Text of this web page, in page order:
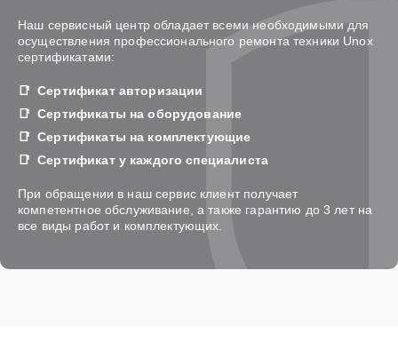
Наш сервисный центр обладает всеми необходимыми для
осуществления профессионального ремонта техники Unox
сертификатами:
Сертификат авторизации
Сертификаты на оборудование
Сертификаты на комплектующие
Сертификат у каждого специалиста
При обращении в наш сервис клиент получает
компетентное обслуживание, а также гарантию до 3 лет на
все виды работ и комплектующих.